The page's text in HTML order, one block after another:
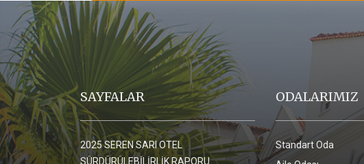
SAYFALAR
2025 SEREN SARI OTEL
SÜRDÜRÜLEBİLİRLİK RAPORU
ODALARIMIZ
Standart Oda